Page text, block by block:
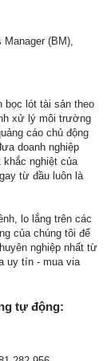
(BM),
bọc lót tài sản theo
xử lý môi trường
cáo chủ động
doanh nghiệp
khắc nghiệt của
từ đầu luôn là
lo lắng trên các
của chúng tôi để
nghiệp nhất từ
uy tín - mua via
tự động: